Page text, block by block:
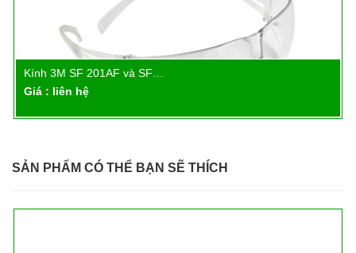
Kính 3M SF 201AF và SF…
Giá : liên hệ
SẢN PHẨM CÓ THỂ BẠN SẼ THÍCH